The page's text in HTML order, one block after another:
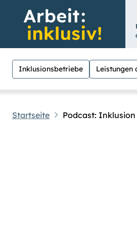
Inklusionsbetriebe Leistungen
Hilfen
Für Menschen mit
.) Für eine
Startseite Podcast: